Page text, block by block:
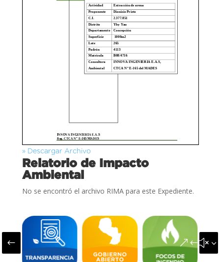
» Descargar Archivo
Relatorio de Impacto
Ambiental
No se encontró el archivo RIMA para este Expediente.
#